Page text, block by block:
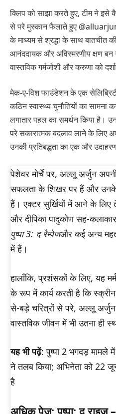
क्लिप को साझा करते हुए, टीम ने इसे
से परे मुस्कान फैलाते हुए
के माध्यम से श्रद्धा के साथ बातचीत
आनंददायक और अविस्मरणीय क्षण बन
वास्तविक गर्मजोशी और करुणा को
मेक-ए-विश फाउंडेशन के एक
कठिन स्वास्थ्य चुनौतियों का सामना
लगातार पहल का समर्थन किया है।
परे सकारात्मक बदलाव लाने के लिए
उनकी प्रतिबद्धता का एक और
पेशेवर मोर्चे पर, अल्लू अर्जुन अपनी
सफलता के शिखर पर हैं और
हैं। एक्टर सुर्खियों में आने के लिए
और दीपिका पादुकोण सह-
पुष्पा 3: द रैम्पेजऔर कई अन्य
में हैं।
हालाँकि, प्रशंसकों के लिए, यह
के रूप में कार्य करती है कि स्क्रीन
से-बड़े चरित्रों से परे, अल्लू अर्जुन
वास्तविक जीवन में भी उतना ही
यह भी पढ़ें: पुष्पा 2 भगदड़ मामले
ने तलब किया; अभिनेता को 22
है